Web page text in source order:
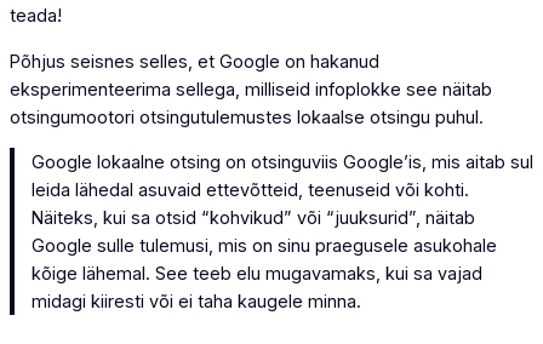
teada!
Põhjus seisnes selles, et Google on hakanud
eksperimenteerima sellega, milliseid infoplokke see näitab
otsingumootori otsingutulemustes lokaalse otsingu puhul.
Google lokaalne otsing on otsinguviis Google’is, mis aitab sul
leida lähedal asuvaid ettevõtteid, teenuseid või kohti.
Näiteks, kui sa otsid “kohvikud” või “juuksurid”, näitab
Google sulle tulemusi, mis on sinu praegusele asukohale
kõige lähemal. See teeb elu mugavamaks, kui sa vajad
midagi kiiresti või ei taha kaugele minna.